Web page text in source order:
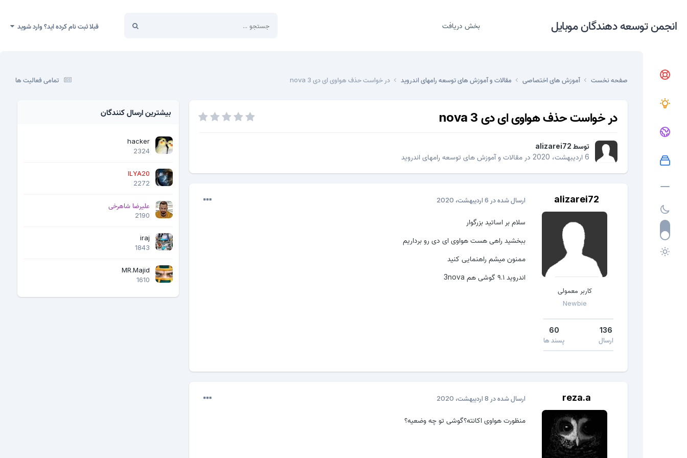
انجمن توسعه دهندگان موبایل بخش دریافت قبلا ثبت نام کرده اید؟ وارد شوید
تمامی فعالیت ها صفحه نخست آموزش های اختصاصی مقالات و آموزش های توسعه رامهای اندروید در خواست حذف هواوی ای دی nova 3
در خواست حذف هواوی ای دی nova 3
توسط alizarei72
6 اردیبهشت، 2020
در مقالات و آموزش های توسعه رامهای اندروید
alizarei72
کاربر معمولی
Newbie
136
ارسال
60
پسند ها
ارسال شده در 6 اردیبهشت، 2020
سلام بر اساتید بزرگوار
ببخشید راهی هست هواوی ای دی رو برداریم
ممنون میشم راهنمایی کنید
اندروید ۹.۱ گوشی هم 3nova
reza.a ارسال شده در 8 اردیبهشت، 2020
منظورت هواوی اکانته؟گوشی تو چه وضعیه؟
بیشترین ارسال کنندگان
hacker
2324
ILYA20
2272
علیرضا شاهرخی
2190
iraj
1843
MR.Majid
1610